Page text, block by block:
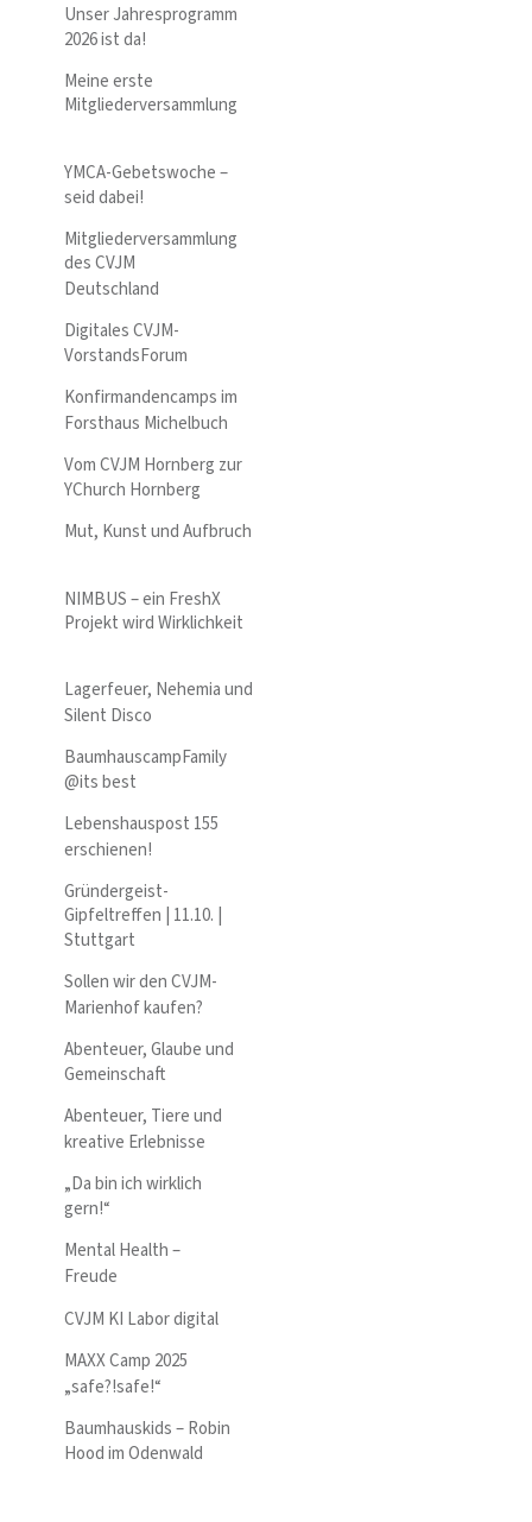
Unser Jahresprogramm
2026 ist da!
Meine erste
Mitgliederversammlung
YMCA-Gebetswoche –
seid dabei!
Mitgliederversammlung
des CVJM
Deutschland
Digitales CVJM-
VorstandsForum
Konfirmandencamps im
Forsthaus Michelbuch
Vom CVJM Hornberg zur
YChurch Hornberg
Mut, Kunst und Aufbruch
NIMBUS – ein FreshX
Projekt wird Wirklichkeit
Lagerfeuer, Nehemia und
Silent Disco
BaumhauscampFamily
@its best
Lebenshauspost 155
erschienen!
Gründergeist-
Gipfeltreffen | 11.10. |
Stuttgart
Sollen wir den CVJM-
Marienhof kaufen?
Abenteuer, Glaube und
Gemeinschaft
Abenteuer, Tiere und
kreative Erlebnisse
„Da bin ich wirklich
gern!“
Mental Health –
Freude
CVJM KI Labor digital
MAXX Camp 2025
„safe?!safe!“
Baumhauskids – Robin
Hood im Odenwald